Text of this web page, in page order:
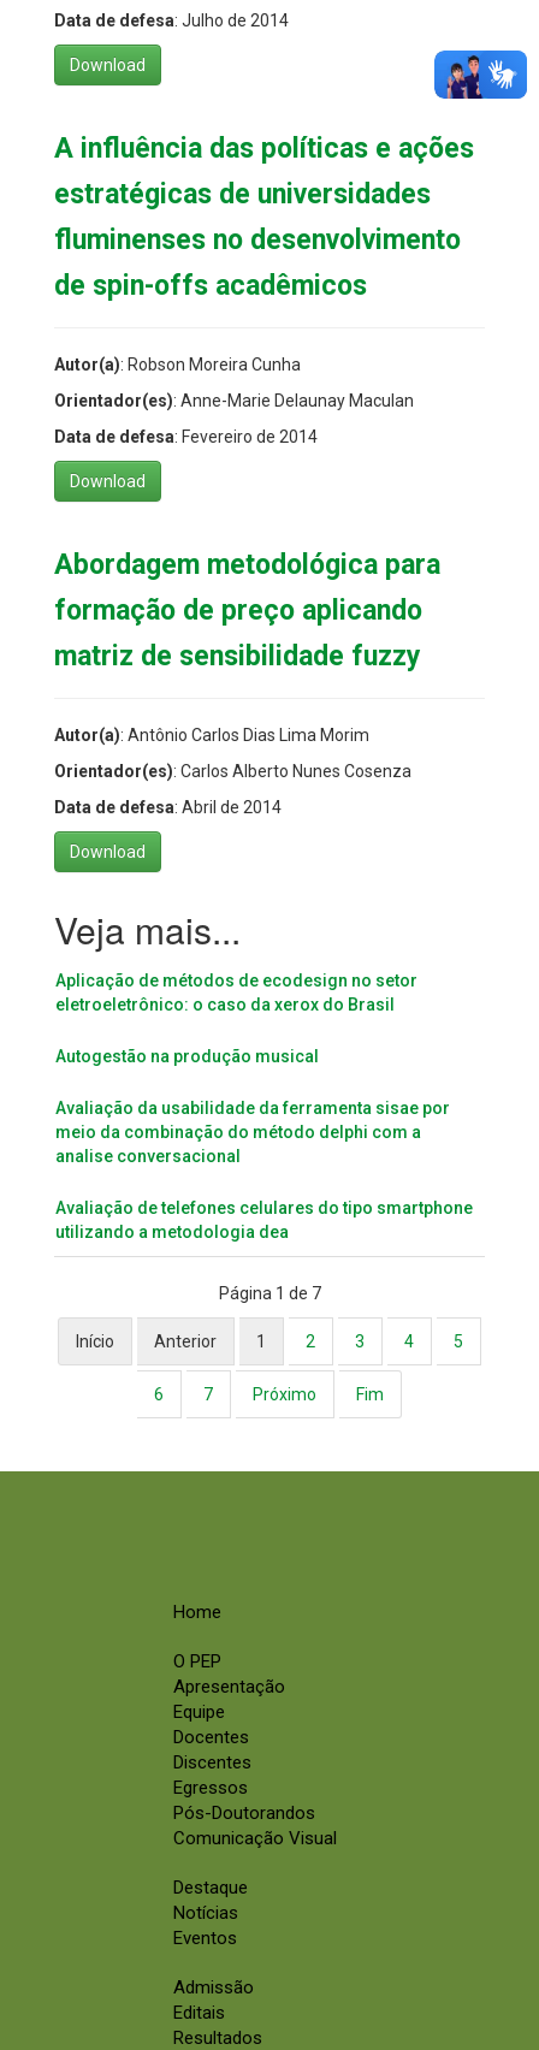
Data de defesa: Julho de 2014
Download
A influência das políticas e ações
estratégicas de universidades
fluminenses no desenvolvimento
de spin-offs acadêmicos
Autor(a): Robson Moreira Cunha
Orientador(es): Anne-Marie Delaunay Maculan
Data de defesa: Fevereiro de 2014
Download
Abordagem metodológica para
formação de preço aplicando
matriz de sensibilidade fuzzy
Autor(a): Antônio Carlos Dias Lima Morim
Orientador(es): Carlos Alberto Nunes Cosenza
Data de defesa: Abril de 2014
Download
Aplicação de métodos de ecodesign no setor
eletroeletrônico: o caso da xerox do Brasil
Autogestão na produção musical
Avaliação da usabilidade da ferramenta sisae por
meio da combinação do método delphi com a
analise conversacional
Avaliação de telefones celulares do tipo smartphone
utilizando a metodologia dea
Página 1 de 7
Início Anterior 1 2 3 4 5
6 7 Próximo Fim
Home
O PEP
Apresentação
Equipe
Docentes
Discentes
Egressos
Pós-Doutorandos
Comunicação Visual
Destaque
Notícias
Eventos
Admissão
Editais
Resultados